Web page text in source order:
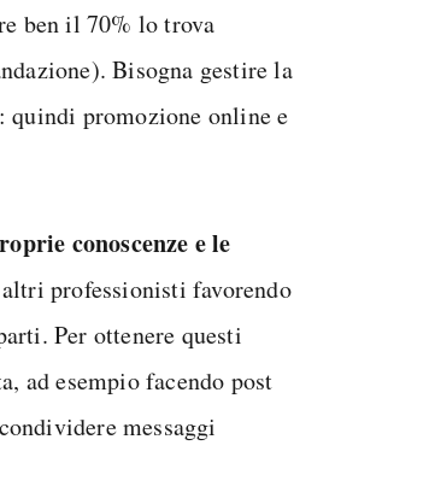
ben il 70% lo trova
Bisogna gestire la
quindi promozione online e
conoscenze e le
professionisti favorendo
Per ottenere questi
ad esempio facendo post
messaggi